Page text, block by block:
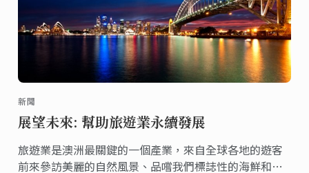
新聞
展望未來: 幫助旅遊業永續發展
旅遊業是澳洲最關鍵的一個產業，來自全球各地的遊客
前來參訪美麗的自然風景、品嚐我們標誌性的海鮮和極